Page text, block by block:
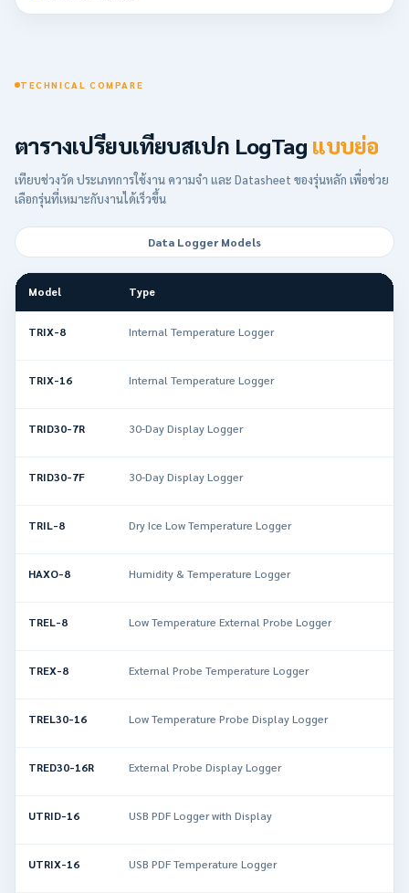
TECHNICAL COMPARE
ตารางเปรียบเทียบสเปก LogTag แบบย่อ
เทียบช่วงวัด ประเภทการใช้งาน ความจำ และ Datasheet ของรุ่นหลัก เพื่อช่วย
เลือกรุ่นที่เหมาะกับงานได้เร็วขึ้น
Data Logger Models
Model Type
TRIX-8 Internal Temperature Logger
TRIX-16 Internal Temperature Logger
TRID30-7R 30-Day Display Logger
TRID30-7F 30-Day Display Logger
TRIL-8 Dry Ice Low Temperature Logger
HAXO-8 Humidity & Temperature Logger
TREL-8 Low Temperature External Probe Logger
TREX-8 External Probe Temperature Logger
TREL30-16 Low Temperature Probe Display Logger
TRED30-16R External Probe Display Logger
UTRID-16 USB PDF Logger with Display
UTRIX-16 USB PDF Temperature Logger